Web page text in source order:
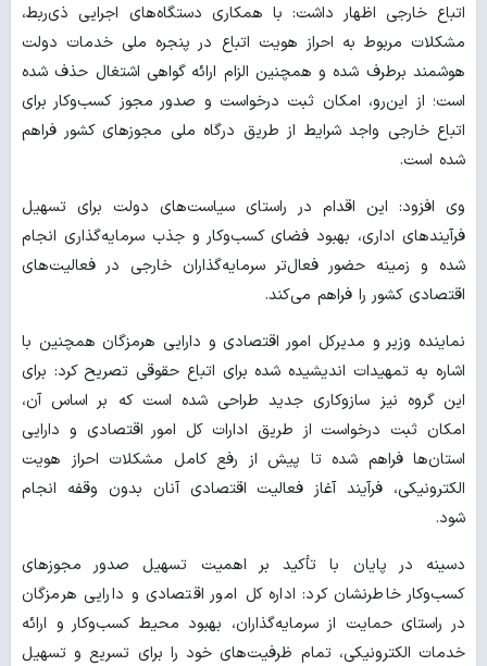
اتباع خارجی اظهار داشت: با همکاری دستگاه‌های اجرایی ذی‌ربط،
مشکلات مربوط به احراز هویت اتباع در پنجره ملی خدمات دولت
هوشمند برطرف شده و همچنین الزام ارائه گواهی اشتغال حذف شده
است؛ از این‌رو، امکان ثبت درخواست و صدور مجوز کسب‌وکار برای
اتباع خارجی واجد شرایط از طریق درگاه ملی مجوزهای کشور فراهم
شده است.
وی افزود: این اقدام در راستای سیاست‌های دولت برای تسهیل
فرآیندهای اداری، بهبود فضای کسب‌وکار و جذب سرمایه‌گذاری انجام
شده و زمینه حضور فعال‌تر سرمایه‌گذاران خارجی در فعالیت‌های
اقتصادی کشور را فراهم می‌کند.
نماینده وزیر و مدیرکل امور اقتصادی و دارایی هرمزگان همچنین با
اشاره به تمهیدات اندیشیده شده برای اتباع حقوقی تصریح کرد: برای
این گروه نیز سازوکاری جدید طراحی شده است که بر اساس آن،
امکان ثبت درخواست از طریق ادارات کل امور اقتصادی و دارایی
استان‌ها فراهم شده تا پیش از رفع کامل مشکلات احراز هویت
الکترونیکی، فرآیند آغاز فعالیت اقتصادی آنان بدون وقفه انجام
شود.
دسینه در پایان با تأکید بر اهمیت تسهیل صدور مجوزهای
کسب‌وکار خاطرنشان کرد: اداره کل امور اقتصادی و دارایی هرمزگان
در راستای حمایت از سرمایه‌گذاران، بهبود محیط کسب‌وکار و ارائه
خدمات الکترونیکی، تمام ظرفیت‌های خود را برای تسریع و تسهیل